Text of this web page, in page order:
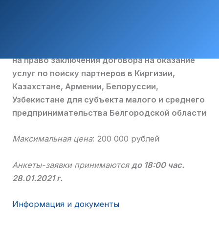
на право заключения договора на оказание
услуг по поиску партнеров в Киргизии,
Казахстане, Армении, Белоруссии,
Узбекистане для субъекта малого и среднего
предпринимательства Белгородской области
Максимальная цена: 200 000 рублей
Анкеты-заявки принимаютсядо 18:00 час.
28.01.2021 г.
Информация и документы